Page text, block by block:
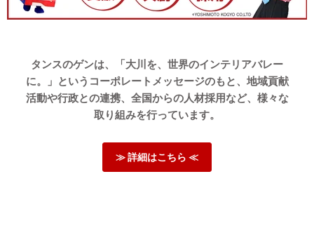
タンスのゲンは、「大川を、世界のインテリアバレー
に。」というコーポレートメッセージのもと、地域貢献
活動や行政との連携、全国からの人材採用など、様々な
取り組みを行っています。
≫ 詳細はこちら ≪